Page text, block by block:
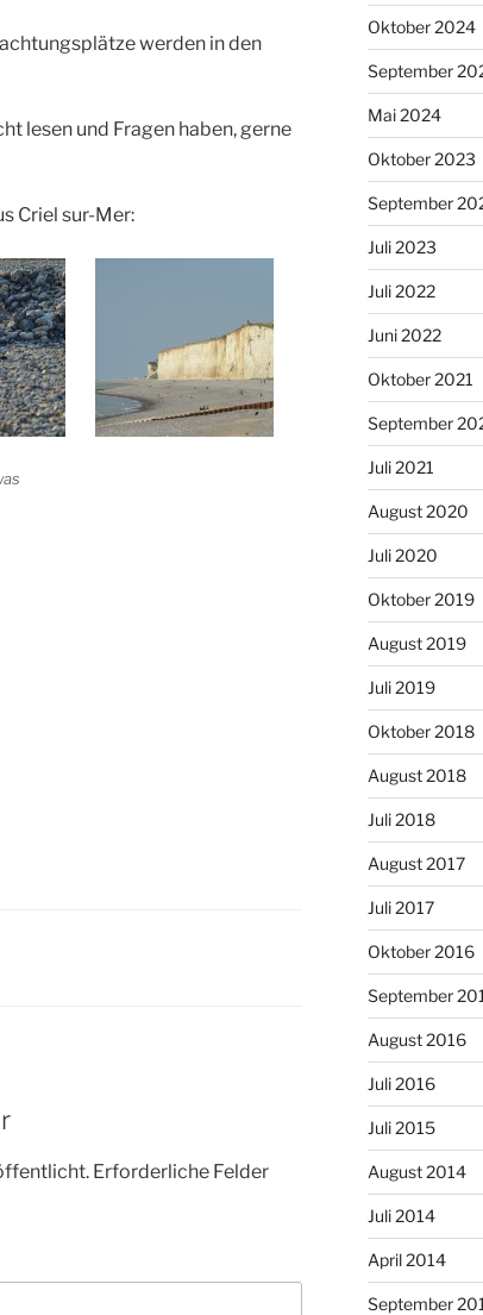
werden in den
lesen und Fragen haben, gerne
Criel sur-Mer:
Erforderliche Felder
Oktober 2024
September
Mai 2024
Oktober 2023
September
Juli 2023
Juli 2022
Juni 2022
Oktober 2021
September
Juli 2021
August 2020
Juli 2020
Oktober 2019
August 2019
Juli 2019
Oktober 2018
August 2018
Juli 2018
August 2017
Juli 2017
Oktober 2016
September
August 2016
Juli 2016
Juli 2015
August 2014
Juli 2014
April 2014
September